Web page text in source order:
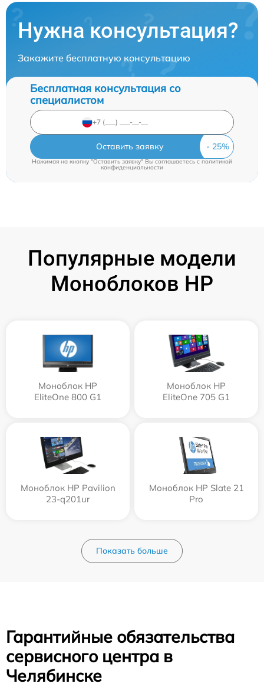
Нужна консультация?
Закажите бесплатную консультацию
Бесплатная консультация со
специалистом
Оставить заявку
Нажимая на кнопку "Оставить заявку" Вы соглашаетесь cполитикой
конфиденциальности
Популярные модели
Моноблоков HP
Моноблок HP
EliteOne 800 G1
Моноблок HP
EliteOne 705 G1
Моноблок HP Pavilion
23-q201ur
Моноблок HP Slate 21
Pro
Показать больше
Гарантийные обязательства
сервисного центра в
Челябинске